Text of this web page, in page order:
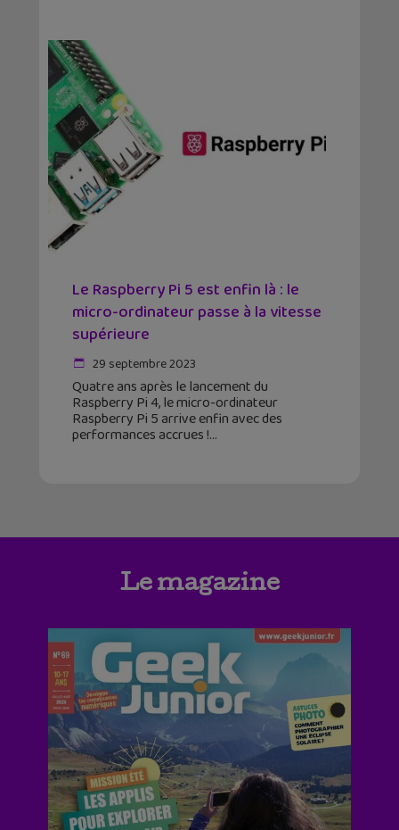
Le Raspberry Pi 5 est enfin là : le
micro-ordinateur passe à la vitesse
supérieure
29 septembre 2023
Quatre ans après le lancement du
Raspberry Pi 4, le micro-ordinateur
Raspberry Pi 5 arrive enfin avec des
performances accrues !
Le magazine